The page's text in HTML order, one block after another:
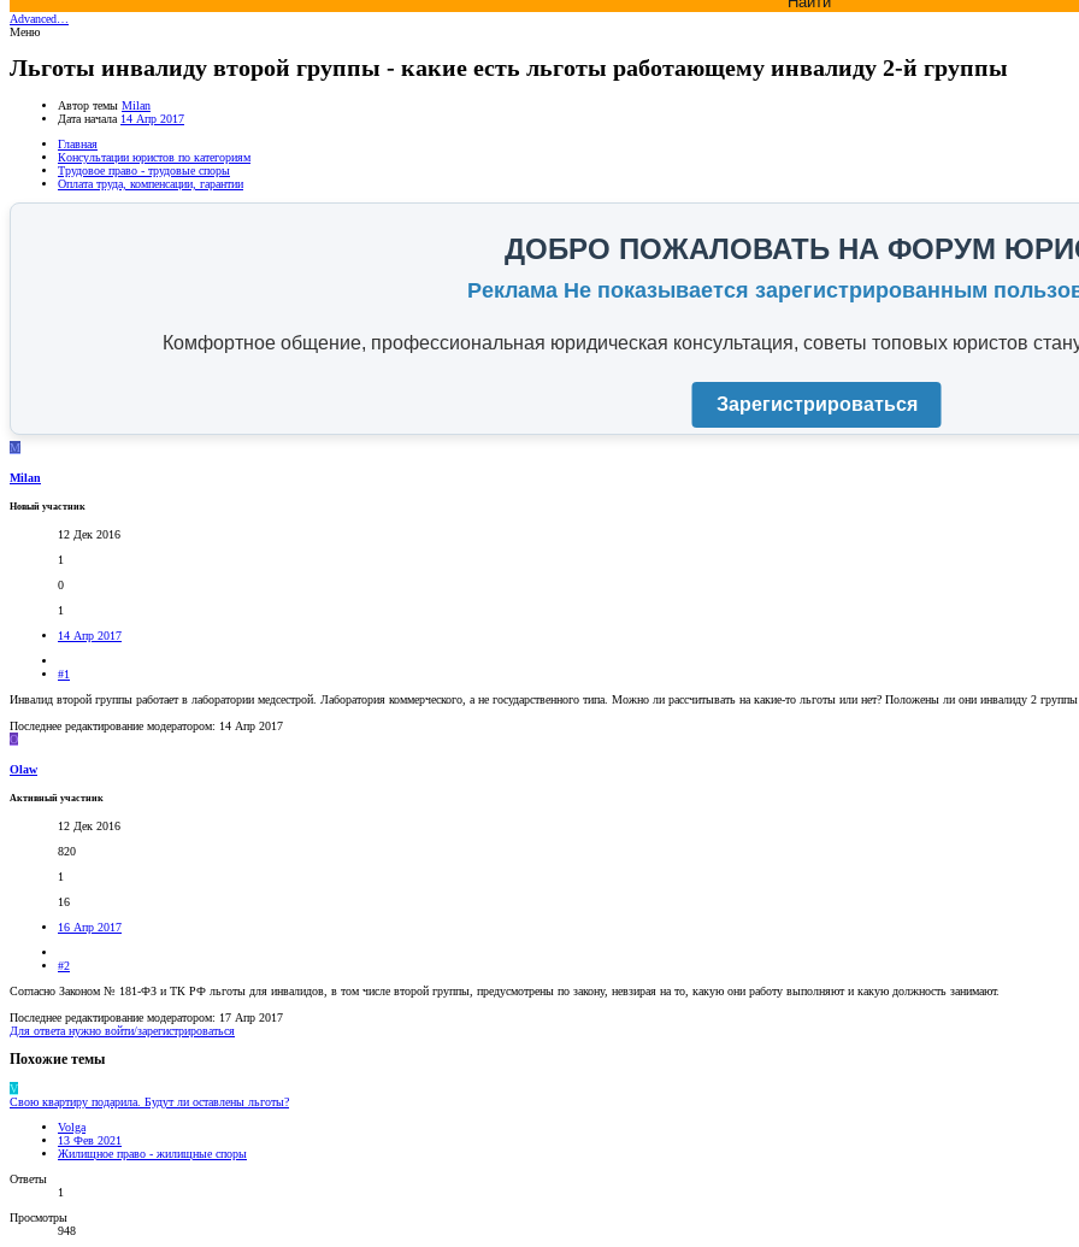
Advanced…
Меню
Льготы инвалиду второй группы - какие есть льготы работающему инвалиду 2-й группы
Автор темы Milan
Дата начала 14 Апр 2017
Главная
Консультации юристов по категориям
Трудовое право - трудовые споры
Оплата труда, компенсации, гарантии
ДОБРО ПОЖАЛОВАТЬ НА ФОРУМ
Реклама Не показывается зарегистрированным
Комфортное общение, профессиональная юридическая консультация, советы топовых юристов
Зарегистрироваться
M
Milan
Новый участник
12 Дек 2016
1
0
1
14 Апр 2017
#1
Инвалид второй группы работает в лаборатории медсестрой. Лаборатория коммерческого, а не государственного типа. Можно ли рассчитывать на какие-то льготы или нет? Положены ли они инвалиду 2 группы
Последнее редактирование модератором: 14 Апр 2017
O
Olaw
Активный участник
12 Дек 2016
820
1
16
16 Апр 2017
#2
Согласно Законом № 181-ФЗ и ТК РФ льготы для инвалидов, в том числе второй группы, предусмотрены по закону, невзирая на то, какую они работу выполняют и какую должность занимают.
Последнее редактирование модератором: 17 Апр 2017
Для ответа нужно войти/зарегистрироваться
Похожие темы
V
Свою квартиру подарила. Будут ли оставлены льготы?
Volga
13 Фев 2021
Жилищное право - жилищные споры
Ответы
1
Просмотры
948